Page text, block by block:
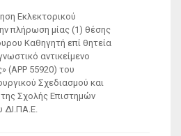
Εκλεκτορικού
πλήρωση μίας (1) θέσης
Καθηγητή επί θητεία
αντικείμενο
(ΑΡΡ 55920) του
Σχεδιασμού και
της Σχολής Επιστημών
ΔΙ.ΠΑ.Ε.